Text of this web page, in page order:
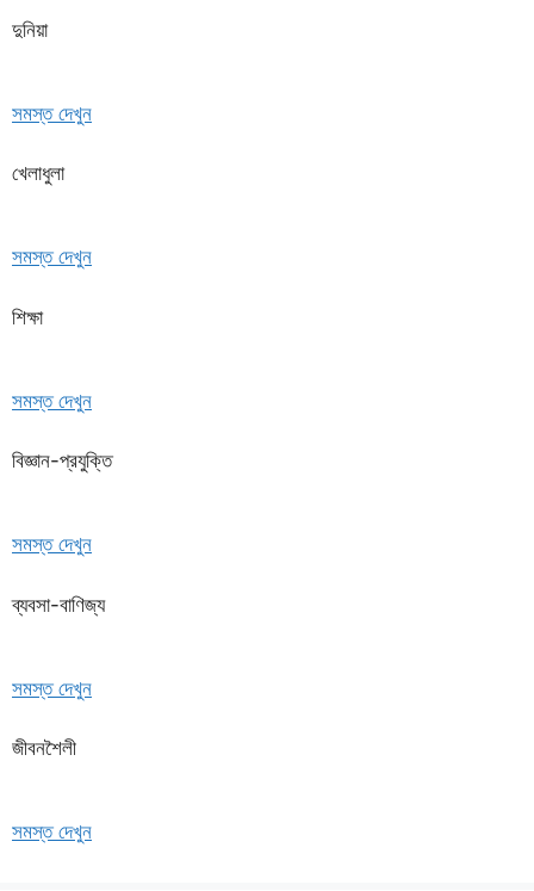
দুনিয়া
সমস্ত দেখুন
খেলাধুলা
সমস্ত দেখুন
শিক্ষা
সমস্ত দেখুন
বিজ্ঞান-প্রযুক্তি
সমস্ত দেখুন
ব্যবসা-বাণিজ্য
সমস্ত দেখুন
জীবনশৈলী
সমস্ত দেখুন